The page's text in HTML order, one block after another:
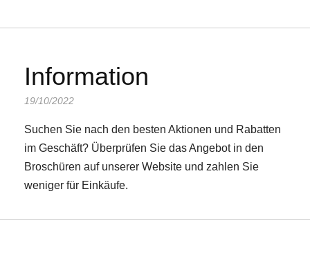
Information
19/10/2022
Suchen Sie nach den besten Aktionen und Rabatten
im Geschäft? Überprüfen Sie das Angebot in den
Broschüren auf unserer Website und zahlen Sie
weniger für Einkäufe.